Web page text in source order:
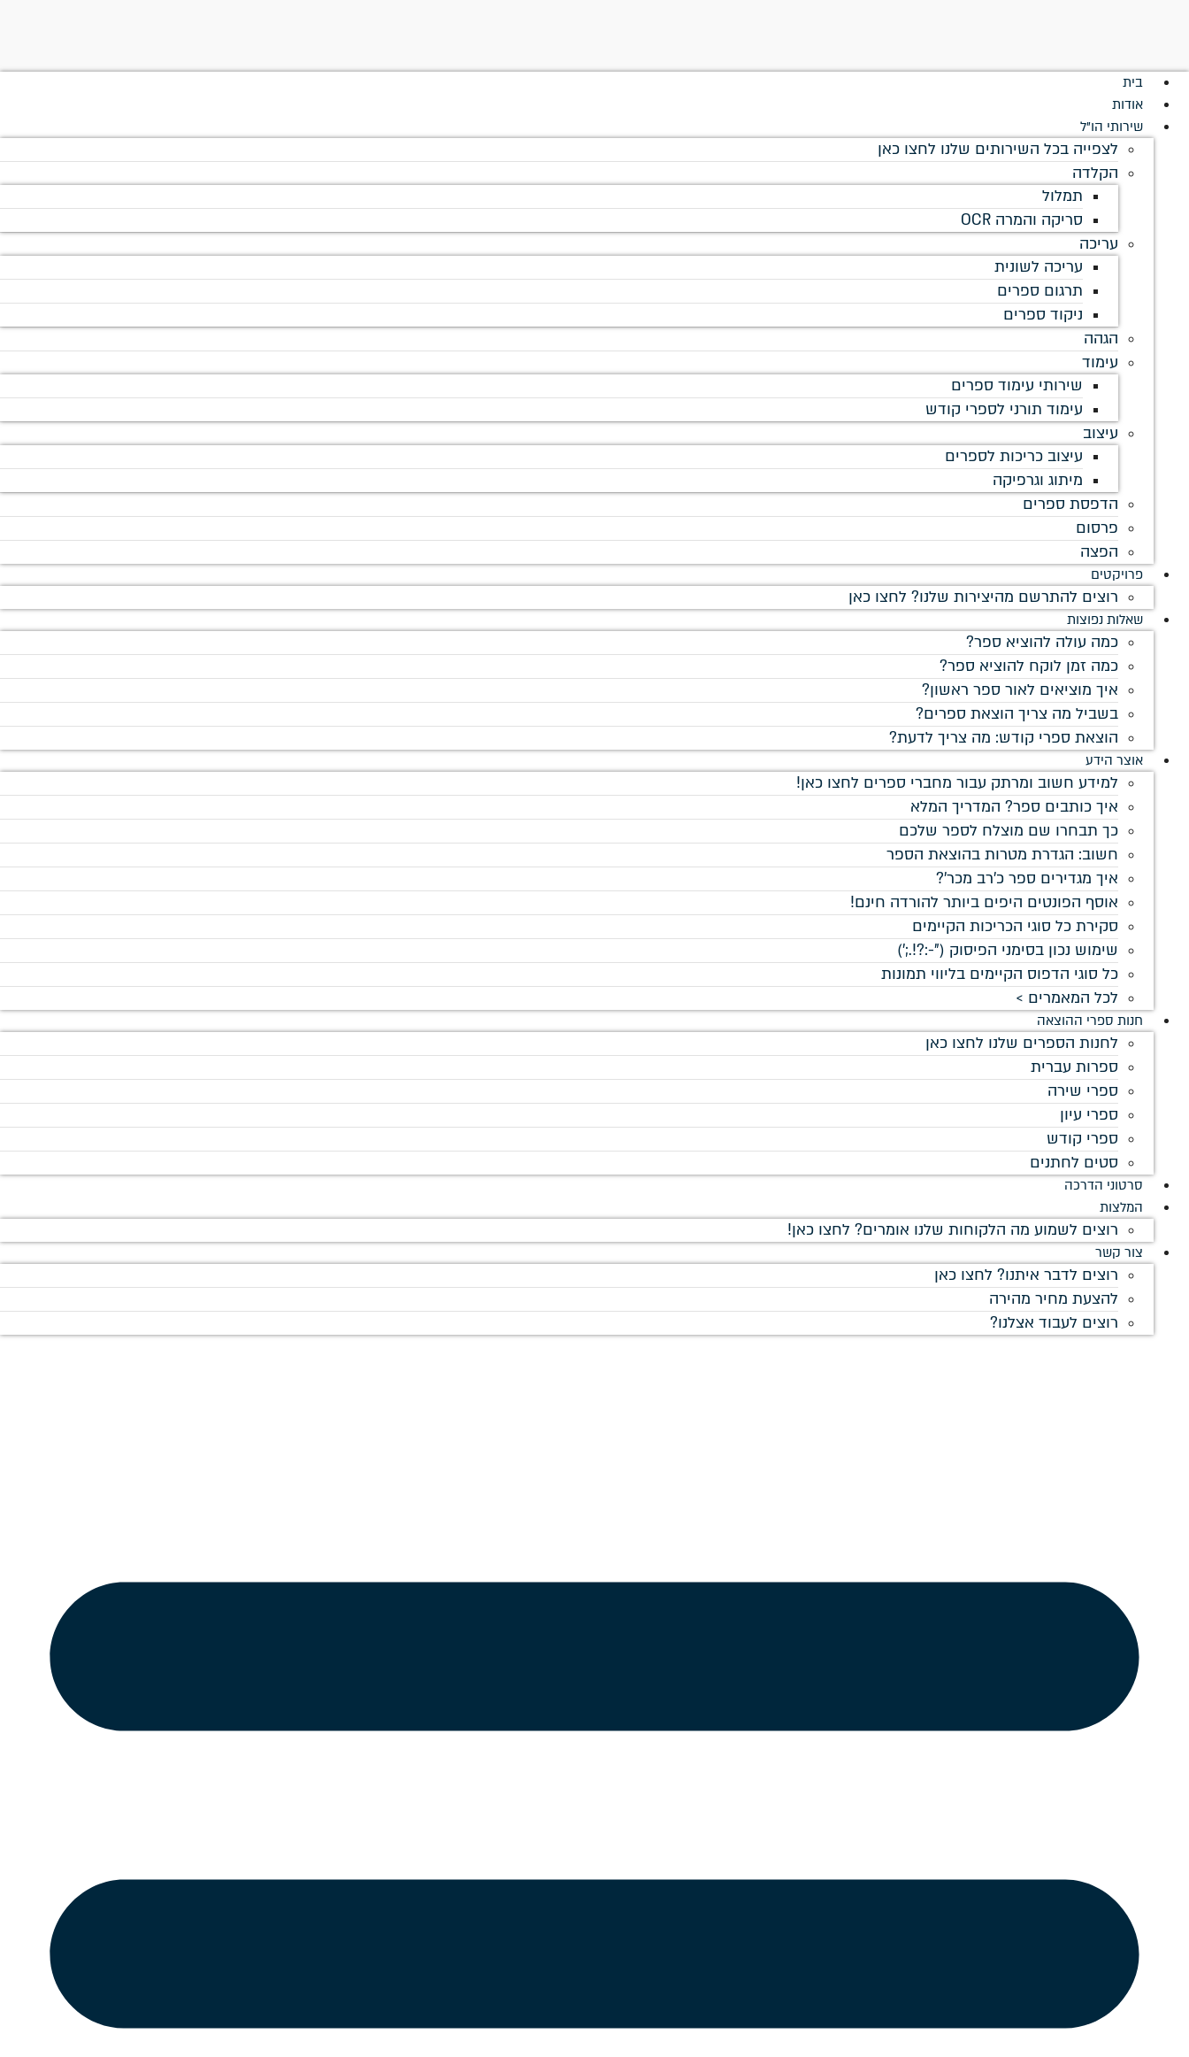
בית
אודות
שירותי הו"ל
לצפייה בכל השירותים שלנו לחצו כאן
הקלדה
תמלול
סריקה והמרה OCR
עריכה
עריכה לשונית
תרגום ספרים
ניקוד ספרים
הגהה
עימוד
שירותי עימוד ספרים
עימוד תורני לספרי קודש
עיצוב
עיצוב כריכות לספרים
מיתוג וגרפיקה
הדפסת ספרים
פרסום
הפצה
פרויקטים
רוצים להתרשם מהיצירות שלנו? לחצו כאן
שאלות נפוצות
כמה עולה להוציא ספר?
כמה זמן לוקח להוציא ספר?
איך מוציאים לאור ספר ראשון?
בשביל מה צריך הוצאת ספרים?
הוצאת ספרי קודש: מה צריך לדעת?
אוצר הידע
למידע חשוב ומרתק עבור מחברי ספרים לחצו כאן!
איך כותבים ספר? המדריך המלא
כך תבחרו שם מוצלח לספר שלכם
חשוב: הגדרת מטרות בהוצאת הספר
איך מגדירים ספר כ'רב מכר'?
אוסף הפונטים היפים ביותר להורדה חינם!
סקירת כל סוגי הכריכות הקיימים
שימוש נכון בסימני הפיסוק ("-:?!.;')
כל סוגי הדפוס הקיימים בליווי תמונות
לכל המאמרים >
חנות ספרי ההוצאה
לחנות הספרים שלנו לחצו כאן
ספרות עברית
ספרי שירה
ספרי עיון
ספרי קודש
סטים לחתנים
סרטוני הדרכה
המלצות
רוצים לשמוע מה הלקוחות שלנו אומרים? לחצו כאן!
צור קשר
רוצים לדבר איתנו? לחצו כאן
להצעת מחיר מהירה
רוצים לעבוד אצלנו?